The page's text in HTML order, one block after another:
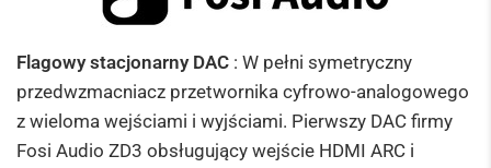
Flagowy stacjonarny DAC : W pełni symetryczny
przedwzmacniacz przetwornika cyfrowo-analogowego
z wieloma wejściami i wyjściami. Pierwszy DAC firmy
Fosi Audio ZD3 obsługujący wejście HDMI ARC i